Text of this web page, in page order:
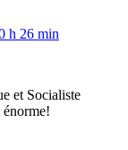
h 26 min
et Socialiste